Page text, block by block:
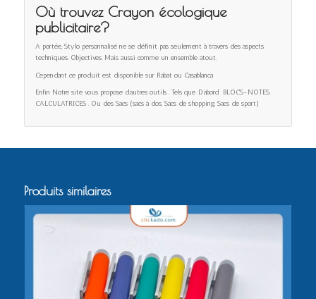
Où trouvez Crayon écologique
publicitaire?
A portée, Stylo personnalisé ne se définit pas seulement à travers des aspects
techniques. Objectives. Mais aussi comme un ensemble atout.
Cependant ce produit est disponible sur Rabat ou Casablanca
Enfin Notre site vous propose d’autres outils . Tels que .D’abord BLOCS-NOTES.
CALCULATRICES . Ou des Sacs (sacs à dos. Sacs de shopping. Sacs de sport)
Produits similaires